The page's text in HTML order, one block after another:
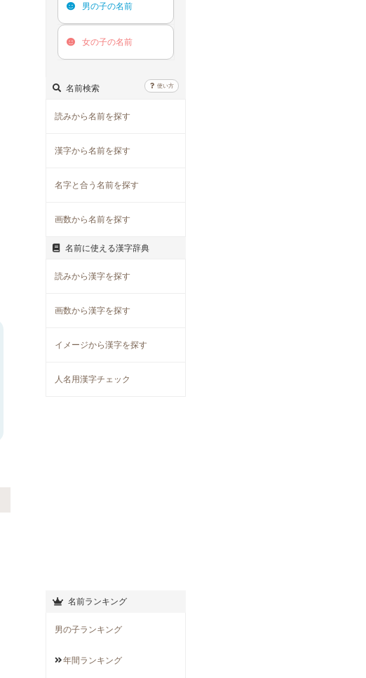
男の子の名前
女の子の名前
名前検索 使い方
読みから名前を探す
漢字から名前を探す
名字と合う名前を探す
画数から名前を探す
名前に使える漢字辞典
読みから漢字を探す
画数から漢字を探す
イメージから漢字を探す
人名用漢字チェック
名前ランキング
男の子ランキング
年間 ランキング